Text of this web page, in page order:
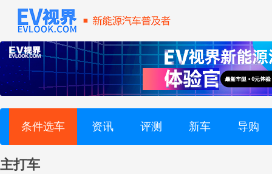
条件选车 资讯 评测 新车 导购
主打车
起亚 (7)
启辰 (6)
奇瑞风云 (20)